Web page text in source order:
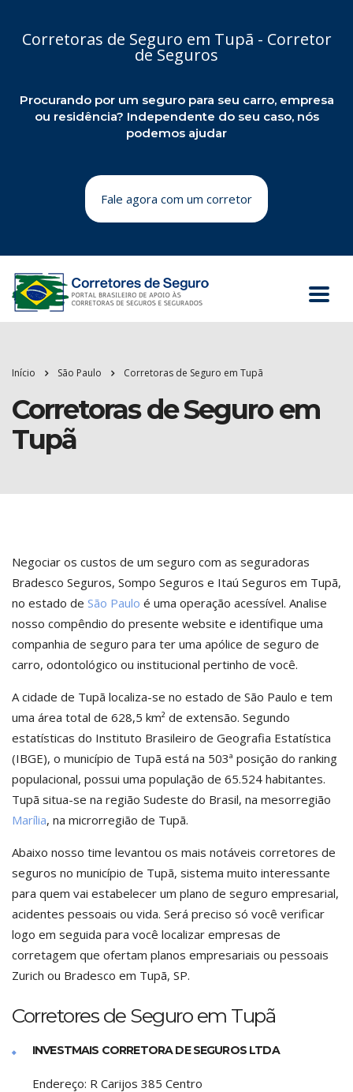
Corretoras de Seguro em Tupã - Corretor
de Seguros
Procurando por um seguro para seu carro, empresa
ou residência? Independente do seu caso, nós
podemos ajudar
Fale agora com um corretor
Início São Paulo Corretoras de Seguro em Tupã
Corretoras de Seguro em
Tupã
Negociar os custos de um seguro com as seguradoras
Bradesco Seguros, Sompo Seguros e Itaú Seguros em Tupã,
no estado de São Paulo é uma operação acessível. Analise
nosso compêndio do presente website e identifique uma
companhia de seguro para ter uma apólice de seguro de
carro, odontológico ou institucional pertinho de você.
A cidade de Tupã localiza-se no estado de São Paulo e tem
uma área total de 628,5 km² de extensão. Segundo
estatísticas do Instituto Brasileiro de Geografia Estatística
(IBGE), o município de Tupã está na 503ª posição do ranking
populacional, possui uma população de 65.524 habitantes.
Tupã situa-se na região Sudeste do Brasil, na mesorregião
Marília, na microrregião de Tupã.
Abaixo nosso time levantou os mais notáveis corretores de
seguros no município de Tupã, sistema muito interessante
para quem vai estabelecer um plano de seguro empresarial,
acidentes pessoais ou vida. Será preciso só você verificar
logo em seguida para você localizar empresas de
corretagem que ofertam planos empresariais ou pessoais
Zurich ou Bradesco em Tupã, SP.
Corretores de Seguro em Tupã
INVESTMAIS CORRETORA DE SEGUROS LTDA
Endereço: R Carijos 385 Centro